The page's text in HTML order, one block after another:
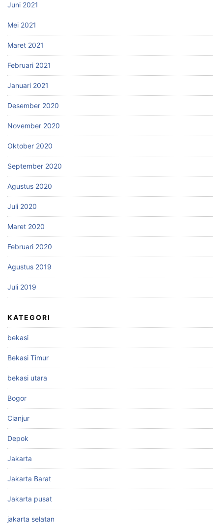
Juni 2021
Mei 2021
Maret 2021
Februari 2021
Januari 2021
Desember 2020
November 2020
Oktober 2020
September 2020
Agustus 2020
Juli 2020
Maret 2020
Februari 2020
Agustus 2019
Juli 2019
KATEGORI
bekasi
Bekasi Timur
bekasi utara
Bogor
Cianjur
Depok
Jakarta
Jakarta Barat
Jakarta pusat
jakarta selatan